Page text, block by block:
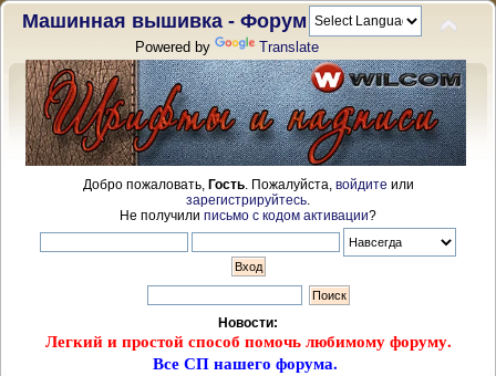
Машинная вышивка - Форум
Powered by Translate
Добро пожаловать, Гость. Пожалуйста, войдите или
зарегистрируйтесь
Не получили письмо с кодом активации?
Новости:
Легкий и простой способ помочь любимому форуму.
Все СП нашего форума.